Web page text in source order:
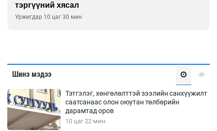
тэргүүний хясал
Уржигдар 10 цаг 30 мин
Шинэ мэдээ
Тэтгэлэг, хөнгөлөлттэй зээлийн санхүүжилт
саатсанаас олон оюутан төлбөрийн
дарамтад оров
10 цаг 22 мин